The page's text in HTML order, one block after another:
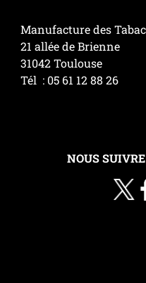
Manufacture des
21 allée de Brienne
31042 Toulouse
Tél : 05 61 12 88 26
NOUS